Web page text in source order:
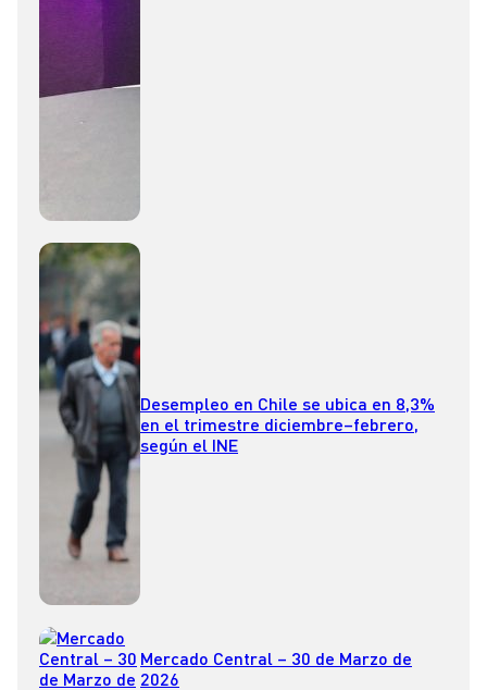
Desempleo en Chile se ubica en 8,3%
en el trimestre diciembre–febrero,
según el INE
Mercado Central – 30 de Marzo de
2026